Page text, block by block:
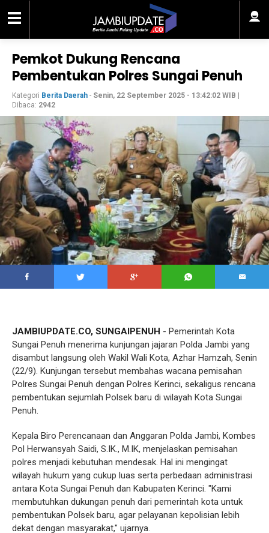
Pemkot Dukung Rencana
Pembentukan Polres Sungai Penuh
Kategori Berita Daerah - Senin, 22 September 2025 - 13:42:02 WIB
Dibaca: 2942
JAMBIUPDATE.CO, SUNGAIPENUH - Pemerintah Kota
Sungai Penuh menerima kunjungan jajaran Polda Jambi yang
disambut langsung oleh Wakil Wali Kota, Azhar Hamzah, Senin
(22/9). Kunjungan tersebut membahas wacana pemisahan
Polres Sungai Penuh dengan Polres Kerinci, sekaligus rencana
pembentukan sejumlah Polsek baru di wilayah Kota Sungai
Penuh.
Kepala Biro Perencanaan dan Anggaran Polda Jambi, Kombes
Pol Herwansyah Saidi, S.IK., M.IK, menjelaskan pemisahan
polres menjadi kebutuhan mendesak. Hal ini mengingat
wilayah hukum yang cukup luas serta perbedaan administrasi
antara Kota Sungai Penuh dan Kabupaten Kerinci. "Kami
membutuhkan dukungan penuh dari pemerintah kota untuk
pembentukan Polsek baru, agar pelayanan kepolisian lebih
dekat dengan masyarakat," ujarnya.